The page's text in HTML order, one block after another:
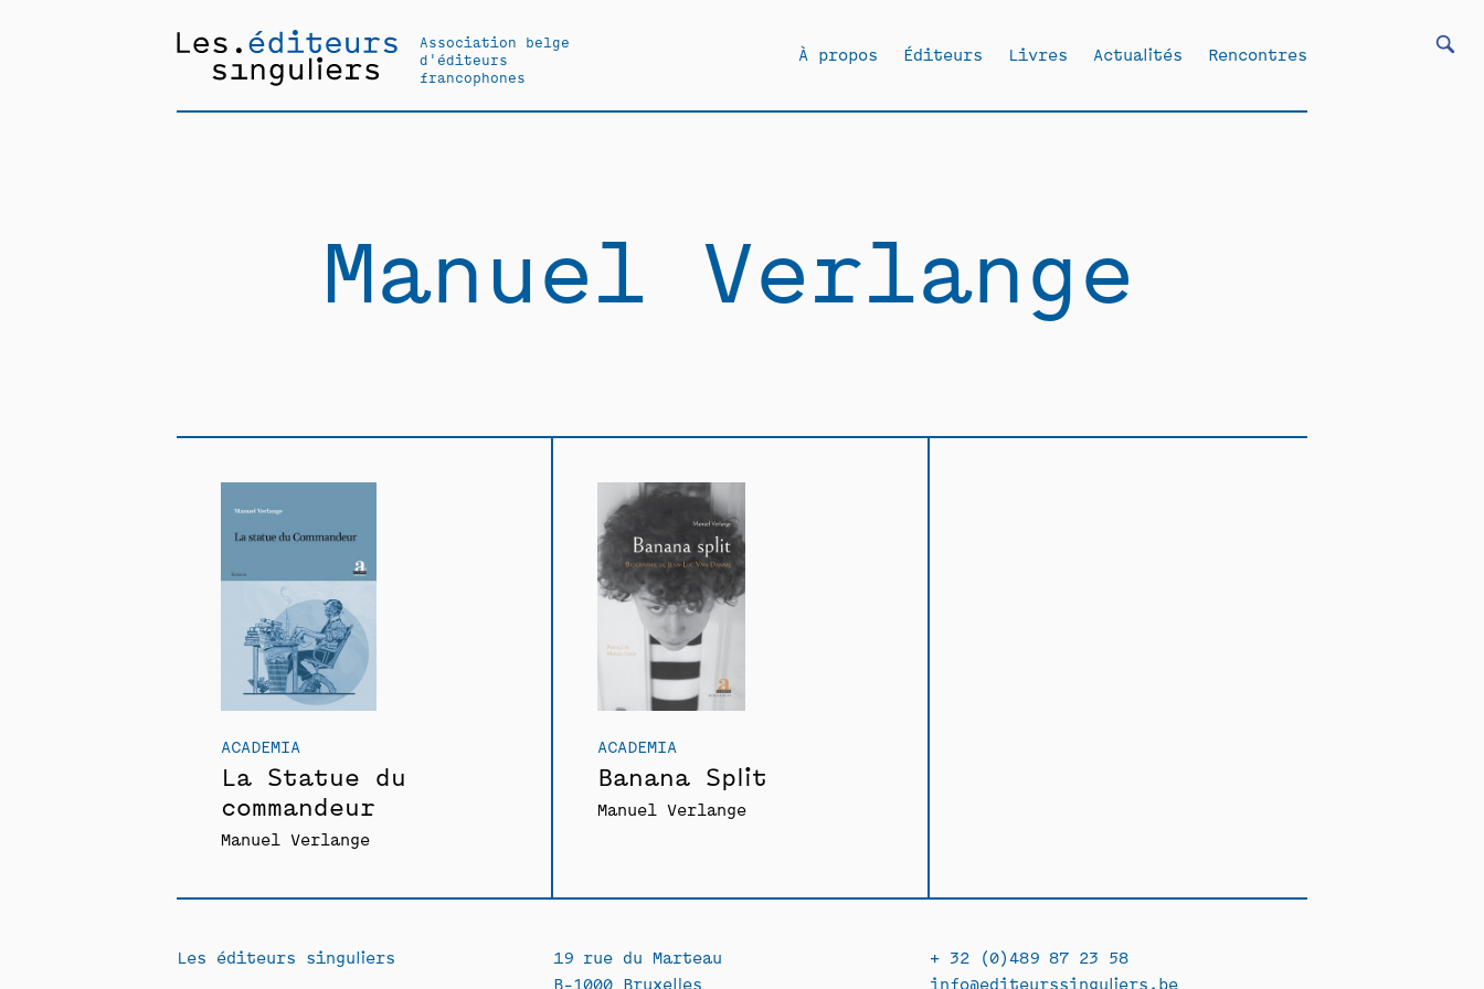
Association belge
d'éditeurs
francophones
À propos Éditeurs Livres Actualités Rencontres
Manuel Verlange
ACADEMIA
La Statue du
commandeur
Manuel Verlange
ACADEMIA
Banana Split
Manuel Verlange
Les éditeurs singuliers
19 rue du Marteau
B-1000 Bruxelles
+ 32 (0)489 87 23 58
info@editeurssinguliers.be